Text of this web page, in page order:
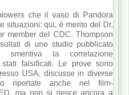
che il vaso di Pandora
situazioni: qui, è merito del Dr.
member del CDC. Thompson
di uno studio pubblicato
la correlazione
stati falsificati. Le prove sono
USA, discusse in diverse
riportate anche nel film-
ma non si riesce ancora a